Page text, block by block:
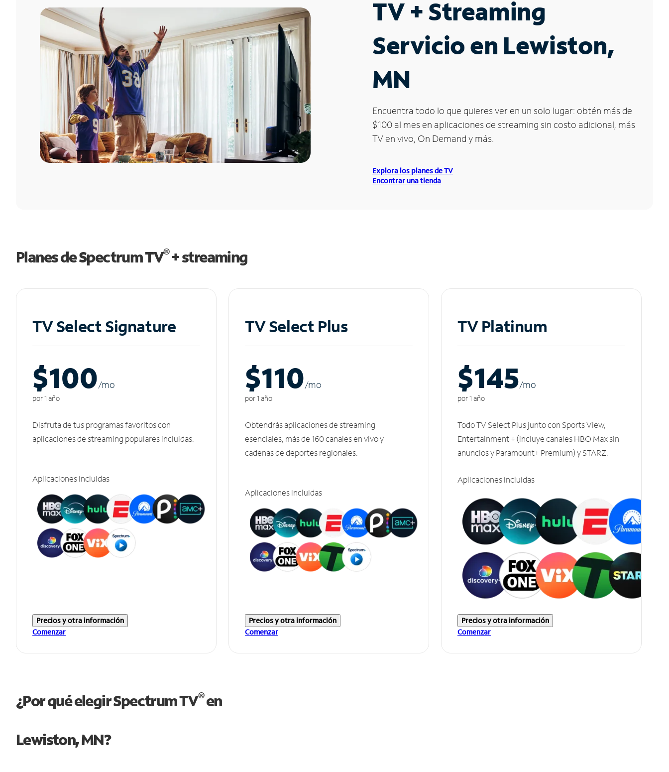
TV + Streaming
Servicio en Lewiston,
MN
Encuentra todo lo que quieres ver en un solo lugar: obtén más de
$100 al mes en aplicaciones de streaming sin costo adicional, más
TV en vivo, On Demand y más.
Explora los planes de TV
Encontrar una tienda
Planes de Spectrum TV®+ streaming
TV Select Signature
$100/mo
por 1 año
Disfruta de tus programas favoritos con
aplicaciones de streaming populares incluidas.
Aplicaciones incluidas
Precios y otra información
Comenzar
TV Select Plus
$110/mo
por 1 año
Obtendrás aplicaciones de streaming
esenciales, más de 160 canales en vivo y
cadenas de deportes regionales.
Aplicaciones incluidas
Precios y otra información
Comenzar
TV Platinum
$145/mo
por 1 año
Todo TV Select Plus junto con Sports View,
Entertainment + (incluye canales HBO Max sin
anuncios y Paramount+ Premium) y STARZ.
Aplicaciones incluidas
Precios y otra información
Comenzar
¿Por qué elegir Spectrum TV®en
Lewiston, MN?